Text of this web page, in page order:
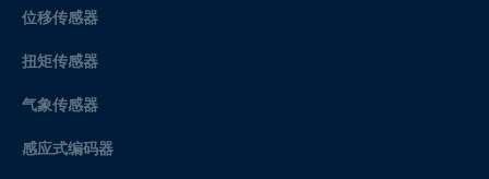
位移传感器
扭矩传感器
气象传感器
感应式编码器